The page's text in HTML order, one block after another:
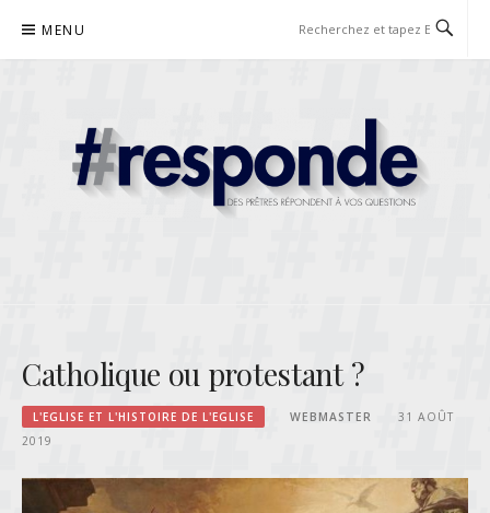
contenu
MENU
Catholique ou protestant ?
L'EGLISE ET L'HISTOIRE DE L'EGLISE WEBMASTER
31 AOÛT
2019